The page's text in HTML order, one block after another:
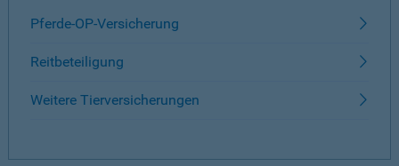
Pferde-OP-Versicherung
Reitbeteiligung
Weitere Tierversicherungen